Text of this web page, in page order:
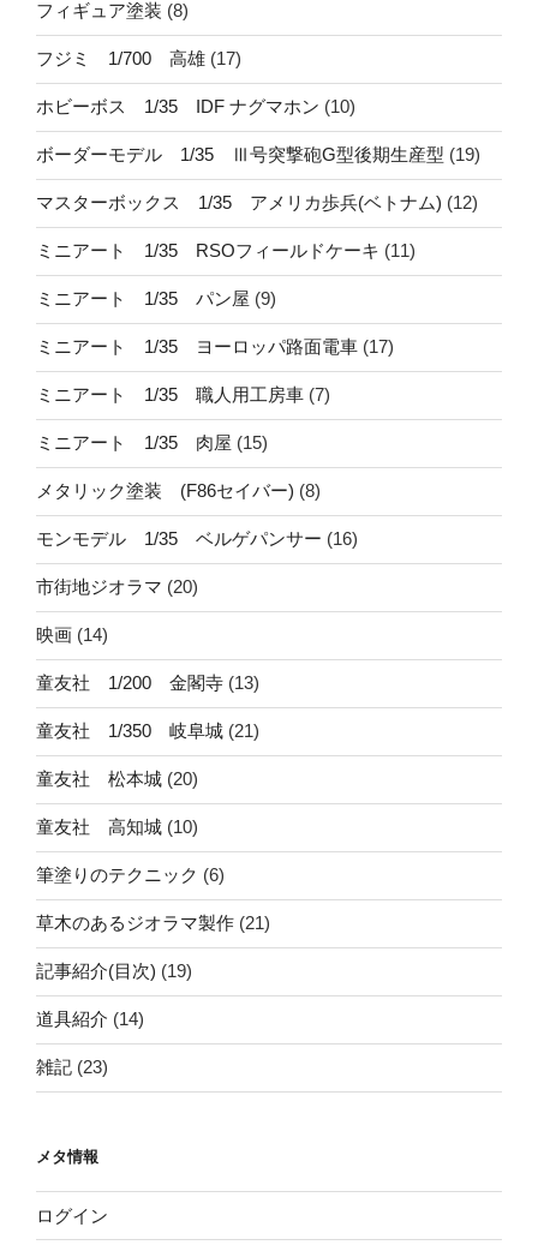
フィギュア塗装 (8)
フジミ 1/700 高雄 (17)
ホビーボス 1/35 IDF ナグマホン (10)
ボーダーモデル 1/35 Ⅲ号突撃砲G型後期生産型 (19)
マスターボックス 1/35 アメリカ歩兵(ベトナム) (12)
ミニアート 1/35 RSOフィールドケーキ (11)
ミニアート 1/35 パン屋 (9)
ミニアート 1/35 ヨーロッパ路面電車 (17)
ミニアート 1/35 職人用工房車 (7)
ミニアート 1/35 肉屋 (15)
メタリック塗装 (F86セイバー) (8)
モンモデル 1/35 ベルゲパンサー (16)
市街地ジオラマ (20)
映画 (14)
童友社 1/200 金閣寺 (13)
童友社 1/350 岐阜城 (21)
童友社 松本城 (20)
童友社 高知城 (10)
筆塗りのテクニック (6)
草木のあるジオラマ製作 (21)
記事紹介(目次) (19)
道具紹介 (14)
雑記 (23)
メタ情報
ログイン